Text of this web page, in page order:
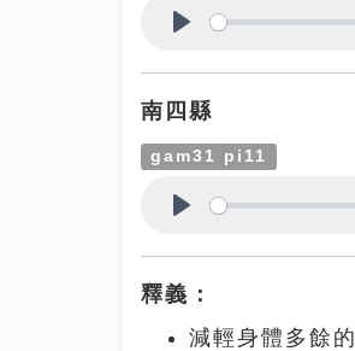
南四縣
gam31 pi11
釋義：
減輕身體多餘